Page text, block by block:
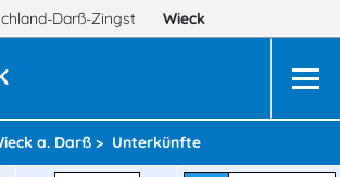
Darß-Zingst Wieck
a. Darß > Unterkünfte